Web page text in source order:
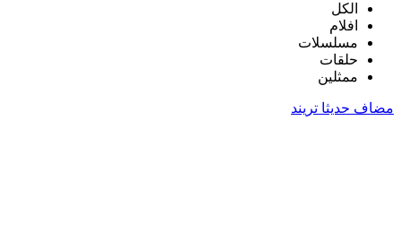
الكل
افلام
مسلسلات
حلقات
ممثلين
مضاف حديثا تريند